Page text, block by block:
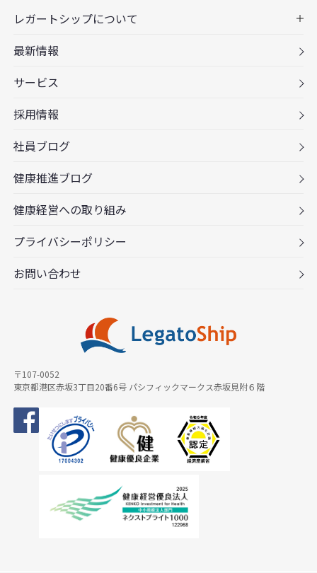
〒107-0052
東京都港区赤坂3丁目20番6号 パシフィックマークス赤坂見附６階
レガートシップについて
最新情報
サービス
採用情報
社員ブログ
健康推進ブログ
健康経営への取り組み
プライバシーポリシー
お問い合わせ